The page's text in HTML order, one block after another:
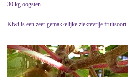
30 kg oogsten.
Kiwi is een zeer gemakkelijke ziektevrije fruitsoort.